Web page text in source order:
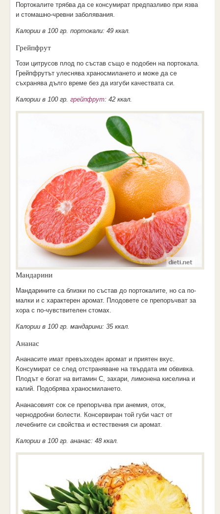
Портокалите трябва да се консумират предпазливо при язва
и стомашно-чревни заболявания.
Калории в 100 гр. портокали: 49 ккал.
Грейпфрут
Този цитрусов плод по състав също е подобен на портокала.
Грейпфрутът улеснява храносмилането и може да се
съхранява дълго време без да изгуби качествата си.
Калории в 100 гр. грейпфрут: 42 ккал.
Мандарини
Мандарините са близки по състав до портокалите, но са по-
малки и с характерен аромат. Плодовете се препоръчват за
хора с по-чувствителен стомах.
Калории в 100 гр. мандарини: 35 ккал.
Ананас
Ананасите имат превъзходен аромат и приятен вкус.
Консумират се след отстраняване на твърдата им обвивка.
Плодът е богат на витамин С, захари, лимонена киселина и
калий. Подобрява храносмилането.
Ананасовият сок се препоръчва при анемия, оток,
чернодробни болести. Консервиран той губи част от
лечебните си свойства и естествения си аромат.
Калории в 100 гр. ананас: 48 ккал.